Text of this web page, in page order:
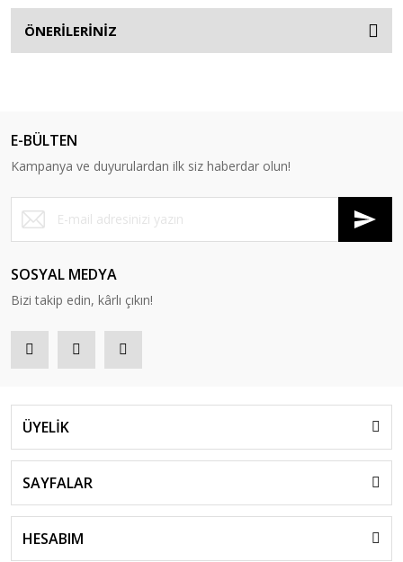
ÖNERİLERİNİZ
E-BÜLTEN
Kampanya ve duyurulardan ilk siz haberdar olun!
SOSYAL MEDYA
Bizi takip edin, kârlı çıkın!
ÜYELİK
SAYFALAR
HESABIM